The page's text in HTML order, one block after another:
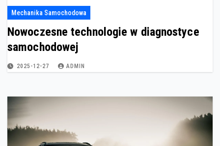
Mechanika Samochodowa
Nowoczesne technologie w diagnostyce
samochodowej
2025-12-27 ADMIN